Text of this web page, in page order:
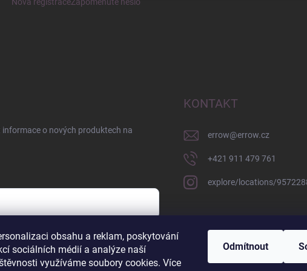
obsahu a reklam, poskytování
sociálních médií a analýze naší
využíváme soubory cookies. Více
Odmítnout
o nových produktech na
ochrany osobních údajů
KONTAKT
errow@errow.cz
+421 911 479 761
explore/locations/